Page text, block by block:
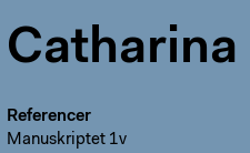
Referencer
Manuskriptet 1v